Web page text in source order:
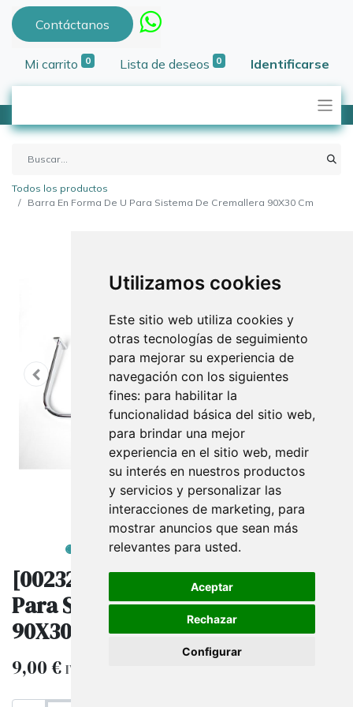
Utilizamos cookies
Este sitio web utiliza cookies y
otras tecnologías de seguimiento
para mejorar su experiencia de
navegación con los siguientes
fines: para habilitar la
funcionalidad básica del sitio web,
para brindar una mejor
experiencia en el sitio web, medir
su interés en nuestros productos
y servicios y personalizar las
interacciones de marketing, para
mostrar anuncios que sean más
relevantes para usted.
Aceptar
Rechazar
Configurar
Contáctanos
Mi carrito 0 Lista de deseos 0 Identificarse
Todos los productos
Barra En Forma De U Para Sistema De Cremallera 90X30 Cm
[002328] Barra En Forma De U
Para Sistema De Cremallera
90X30 Cm
9,00€ IVA excluido